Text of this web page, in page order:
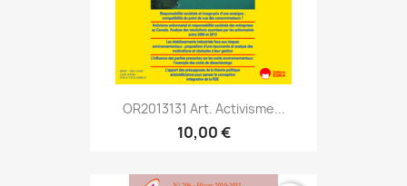
OR2013131 Art. Activisme...
10,00 €